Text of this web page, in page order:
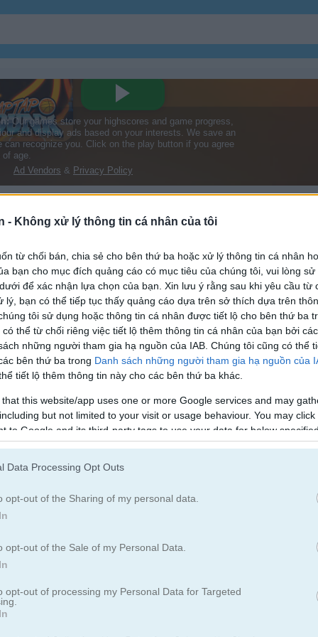
- Không xử lý thông tin cá nhân của tôi
từ chối bán, chia sẻ cho bên thứ ba hoặc xử lý thông tin cá nhân
bạn cho mục đích quảng cáo có mục tiêu của chúng tôi, vui lòng sử
để xác nhận lựa chọn của bạn. Xin lưu ý rằng sau khi yêu cầu từ
lý, bạn có thể tiếp tục thấy quảng cáo dựa trên sở thích dựa trên
tôi sử dụng hoặc thông tin cá nhân được tiết lộ cho bên thứ ba
thể từ chối riêng việc tiết lộ thêm thông tin cá nhân của bạn bởi
những người tham gia hạ nguồn của IAB. Chúng tôi cũng có thể
bên thứ ba trong Danh sách những người tham gia hạ nguồn của
tiết lộ thêm thông tin này cho các bên thứ ba khác.
that this website/app uses one or more Google services and may
but not limited to your visit or usage behaviour. You may
to Google and its third-party tags to use your data for below
consent section.
Data Processing Opt Outs
opt-out of the Sharing of my personal data.
opt-out of the Sale of my Personal Data.
opt-out of processing my Personal Data for Targeted
Bóng
Phi Tiêu Golf
Rugby Trượt Ván
Quần Vợt Bóng Chuyền
dunk